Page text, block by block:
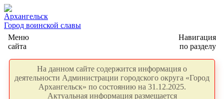
Архангельск
Город воинской славы
Меню
сайта
Навигация
по разделу
На данном сайте содержится информация о
деятельности Администрации городского округа «Город
Архангельск» по состоянию на 31.12.2025.
Актуальная информация размещается